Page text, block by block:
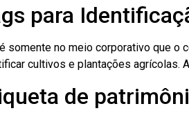
para
somente no meio corporativo que o
cultivos e plantações agrícolas. A
de